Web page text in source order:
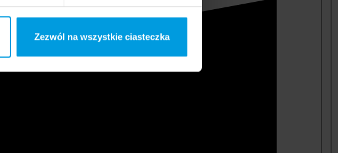
Zezwól na wszystkie ciasteczka